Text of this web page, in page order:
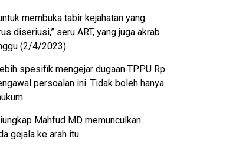
membuka tabir kejahatan yang
diseriusi,” seru ART, yang juga akrab
(2/4/2023).
spesifik mengejar dugaan TPPU Rp
persoalan ini. Tidak boleh hanya
Mahfud MD memunculkan
gejala ke arah itu.